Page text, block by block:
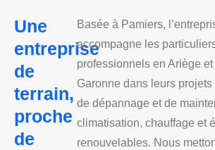
Une
entreprise
de
terrain,
proche
de
Basée à Pamiers,
accompagne les
professionnels en Ariège
Garonne dans leurs projets
de dépannage et de
climatisation, chauffage et
renouvelables. Nous